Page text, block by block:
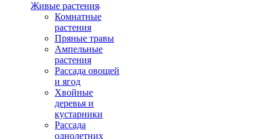
Живые растения
Комнатные
растения
Пряные травы
Ампельные
растения
Рассада овощей
и ягод
Хвойные
деревья и
кустарники
Рассада
однолетних